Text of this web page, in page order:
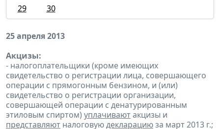
29
30
25 апреля 2013
Акцизы:
- налогоплательщики (кроме имеющих
свидетельство о регистрации лица, совершающего
операции с прямогонным бензином, и (или)
свидетельство о регистрации организации,
совершающей операции с денатурированным
этиловым спиртом) уплачиваютакцизы и
представляют налоговуюдекларациюза март 2013 г.;